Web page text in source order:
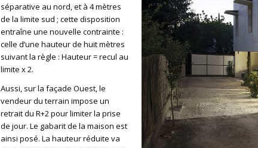
séparative au nord, et à 4 mètres
de la limite sud ; cette disposition
entraîne une nouvelle contrainte :
celle d’une hauteur de huit mètres
suivant la règle : Hauteur = recul au
limite x 2.
Aussi, sur la façade Ouest, le
vendeur du terrain impose un
retrait du R+2 pour limiter la prise
de jour. Le gabarit de la maison est
ainsi posé. La hauteur réduite va